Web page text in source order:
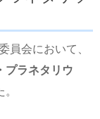
員会において、
プラネタリウ